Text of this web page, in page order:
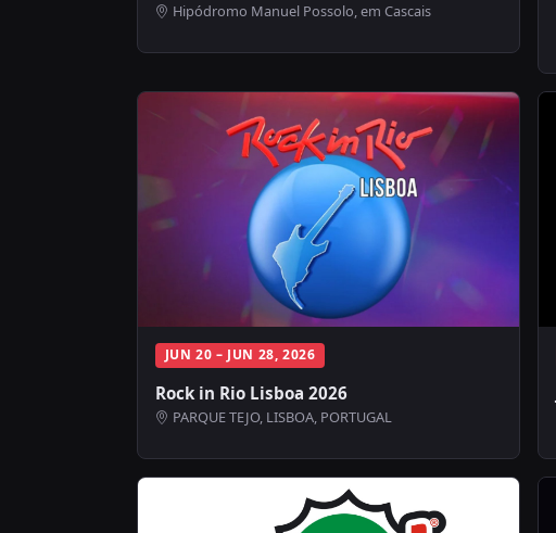
Hipódromo Manuel Possolo, em Cascais
JUN 20 – JUN 28, 2026
Rock in Rio Lisboa 2026
PARQUE TEJO, LISBOA, PORTUGAL